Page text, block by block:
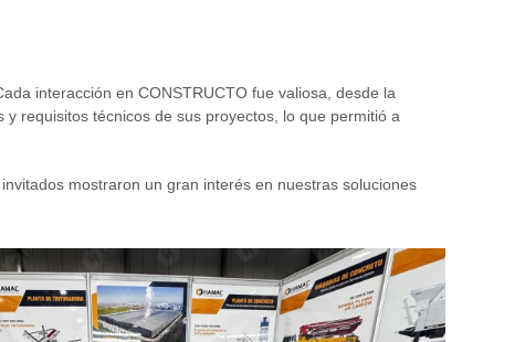
interacción en CONSTRUCTO fue valiosa, desde la
requisitos técnicos de sus proyectos, lo que permitió a
mostraron un gran interés en nuestras soluciones